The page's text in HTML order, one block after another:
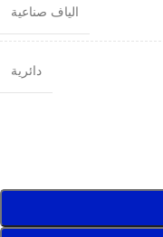
الياف صناعية
دائرية